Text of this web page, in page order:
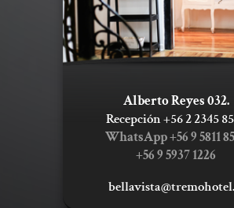
Alberto Reyes 032.
Recepción +56 2 2345
WhatsApp +56 9 5811
+56 9 5937 1226